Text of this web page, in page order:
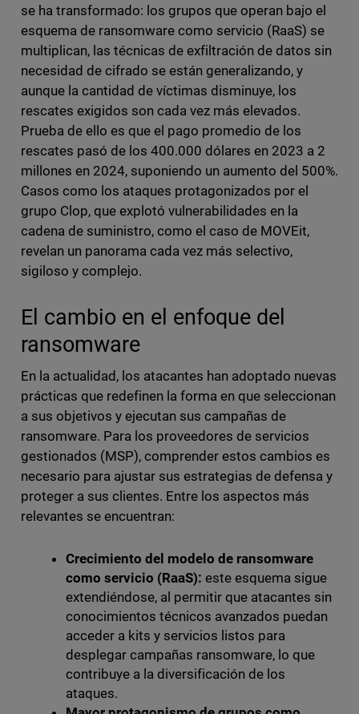
se ha transformado: los grupos que operan bajo el
esquema de ransomware como servicio (RaaS) se
multiplican, las técnicas de exfiltración de datos sin
necesidad de cifrado se están generalizando, y
aunque la cantidad de víctimas disminuye, los
rescates exigidos son cada vez más elevados.
Prueba de ello es que el pago promedio de los
rescates pasó de los 400.000 dólares en 2023 a 2
millones en 2024, suponiendo un aumento del 500%.
Casos como los ataques protagonizados por el
grupo Clop, que explotó vulnerabilidades en la
cadena de suministro, como el caso de MOVEit,
revelan un panorama cada vez más selectivo,
sigiloso y complejo.
El cambio en el enfoque del
ransomware
En la actualidad, los atacantes han adoptado nuevas
prácticas que redefinen la forma en que seleccionan
a sus objetivos y ejecutan sus campañas de
ransomware. Para los proveedores de servicios
gestionados (MSP), comprender estos cambios es
necesario para ajustar sus estrategias de defensa y
proteger a sus clientes. Entre los aspectos más
relevantes se encuentran:
Crecimiento del modelo de ransomware
como servicio (RaaS): este esquema sigue
extendiéndose, al permitir que atacantes sin
conocimientos técnicos avanzados puedan
acceder a kits y servicios listos para
desplegar campañas ransomware, lo que
contribuye a la diversificación de los
ataques.